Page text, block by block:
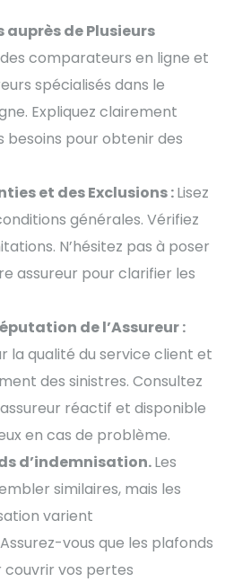
auprès de Plusieurs
comparateurs en ligne et
spécialisés dans le
Expliquez clairement
pour obtenir des
et des Exclusions :Lisez
générales. Vérifiez
N’hésitez pas à poser
assureur pour clarifier les
de l’Assureur :
la qualité du service client et
des sinistres. Consultez
assureur réactif et disponible
en cas de problème.
d’indemnisation.Les
similaires, mais les
varient
vous que les plafonds
vos pertes